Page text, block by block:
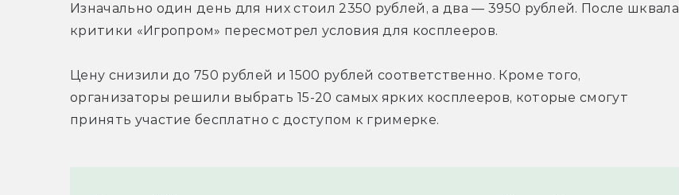
Изначально один день для них стоил 2350 рублей, а два — 3950 рублей. После шквала
критики «Игропром» пересмотрел условия для косплееров.
Цену снизили до 750 рублей и 1500 рублей соответственно. Кроме того,
организаторы решили выбрать 15-20 самых ярких косплееров, которые смогут
принять участие бесплатно с доступом к гримерке.